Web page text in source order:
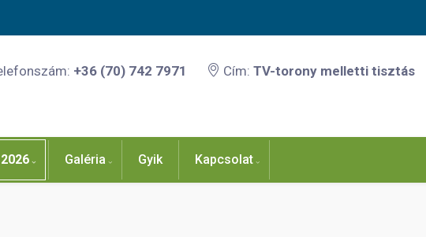
+36 (70) 742 7971 Cím: TV-torony melletti tisztás
Galéria Gyik Kapcsolat